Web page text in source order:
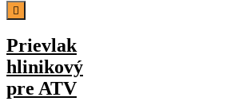

Prievlak
hlinikový
pre ATV